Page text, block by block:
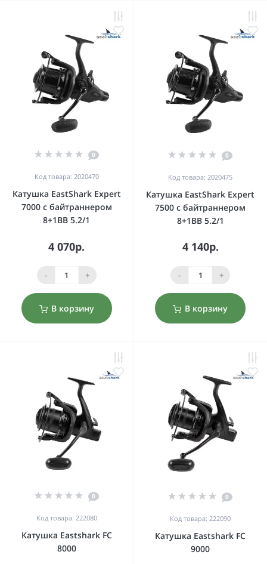
0
Код товара: 2020470
Катушка EastShark Expert
7000 с байтраннером
8+1BB 5.2/1
4 070р.
- +
В корзину
0
Код товара: 2020475
Катушка EastShark Expert
7500 с байтраннером
8+1BB 5.2/1
4 140р.
- +
В корзину
0
Код товара: 222080
Катушка Eastshark FC
8000
0
Код товара: 222090
Катушка Eastshark FC
9000